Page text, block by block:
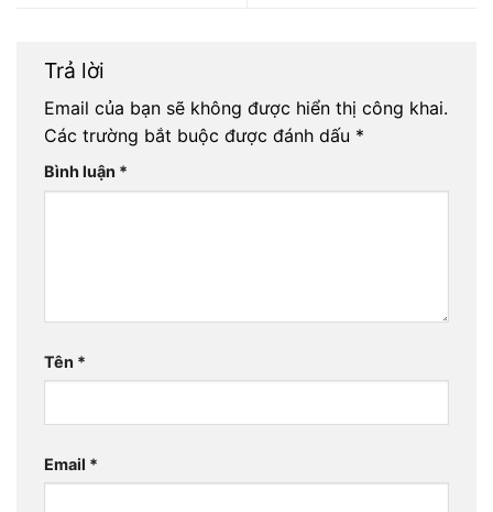
Trả lời
Email của bạn sẽ không được hiển thị công khai.
Các trường bắt buộc được đánh dấu *
Bình luận *
Tên *
Email *